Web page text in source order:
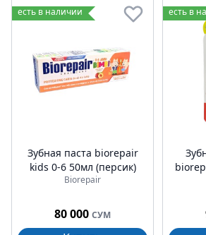
есть в наличии
Зубная паста biorepair
kids 0-6 50мл (персик)
Biorepair
80 000 СУМ
есть в